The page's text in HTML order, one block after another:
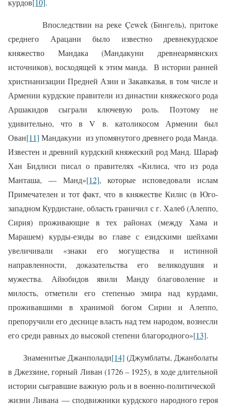
курдов[10].
Впоследствии на реке Çewek (Бингель), притоке
среднего Арацани было известно древнекурдское
княжество Мандака (Мандакуни древнеармянских
источников), восходящей к этим манда.
В истории ранней
христианизации Предней Азии и Закавказья, в том числе и
Армении курдские правители из династии княжеского рода
Аршакидов сыграли ключевую роль. Поэтому не
удивительно, что вV в. католикосом Армении был
Ован[11] Мандакуни из упомянутого древнего рода Манда.
Из­вестен и древний курдский княжеский род Манд. Шараф
Хан Бидлиси писал о прави­телях «Килиса, что из рода
Манташа, — Манд»[12], которые исповедовали ислам
Примечателен и тот факт, что в княжестве Килис (в Юго-
западном Курдистане, область граничил с г. Халеб (Алеппо,
Сирия) проживающие в тех районах (между Хама и
Марашем) курды-езиды во главе с езидскими шейхами
увеличивали «знаки его могущества и истинной
направленности, доказательства его великодушия и
мужества. Айюбидов явили Манду благоволение и
милость, отметили его степенью эмира над курдами,
проживавшими в хранимой богом Сирии и Алеппо,
препоручили его деснице власть над тем народом, вознесли
его среди равных до высокой степени благородного»[13].
Знаменитые Джанполади[14] (Джумблаты, Джанболаты
в Джеззине, горный Ливан (1726 – 1925), в ходе длительной
истории сыгравшие важную роль и в военно-политической
жизни Ливана — сподвижники курдского народного героя